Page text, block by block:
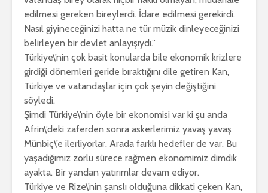
edilmesi gereken bireylerdi. İdare edilmesi gerekirdi.
Nasıl giyineceğinizi hatta ne tür müzik dinleyeceğinizi
belirleyen bir devlet anlayışıydı.”
Türkiye\’nin çok basit konularda bile ekonomik krizlere
girdiği dönemleri geride bıraktığını dile getiren Kan,
Türkiye ve vatandaşlar için çok şeyin değiştiğini
söyledi.
Şimdi Türkiye\’nin öyle bir ekonomisi var ki şu anda
Afrin\’deki zaferden sonra askerlerimiz yavaş yavaş
Münbiç\’e ilerliyorlar. Arada farklı hedefler de var. Bu
yaşadığımız zorlu sürece rağmen ekonomimiz dimdik
ayakta. Bir yandan yatırımlar devam ediyor.
Türkiye ve Rize\’nin şanslı olduğuna dikkati çeken Kan,